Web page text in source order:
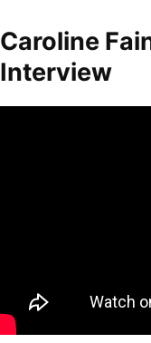
Caroline
Interview